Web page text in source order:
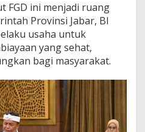
FGD ini menjadi ruang
Provinsi Jabar, BI
usaha untuk
yang sehat,
bagi masyarakat.